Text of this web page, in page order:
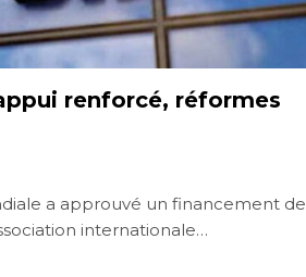
renforcé, réformes
a approuvé un financement de
internationale…